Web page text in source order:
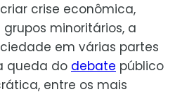
crise econômica,
minoritários, a
em várias partes
queda do debate público
entre os mais